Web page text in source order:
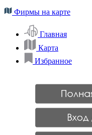
Фирмы на карте
Главная
Карта
Избранное